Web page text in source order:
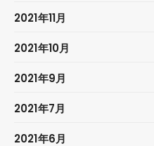
2021年11月
2021年10月
2021年9月
2021年7月
2021年6月